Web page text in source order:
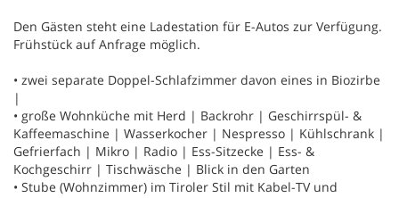
Den Gästen steht eine Ladestation für E-Autos zur Verfügung.
Frühstück auf Anfrage möglich.
• zwei separate Doppel-Schlafzimmer davon eines in Biozirbe
|
• große Wohnküche mit Herd | Backrohr | Geschirrspül- &
Kaffeemaschine | Wasserkocher | Nespresso | Kühlschrank |
Gefrierfach | Mikro | Radio | Ess-Sitzecke | Ess- &
Kochgeschirr | Tischwäsche | Blick in den Garten
• Stube (Wohnzimmer) im Tiroler Stil mit Kabel-TV und